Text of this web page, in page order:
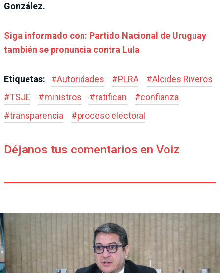
González.
Siga informado con: Partido Nacional de Uruguay
también se pronuncia contra Lula
Etiquetas: #Autoridades #PLRA #Alcides Riveros
#TSJE #ministros #ratifican #confianza
#transparencia #proceso electoral
Déjanos tus comentarios en Voiz